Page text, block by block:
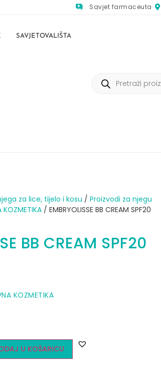
Savjet farmaceuta
SAVJETOVALIŠTA
za lice, tijelo i kosu / Proizvodi za njegu
KOZMETIKA/ EMBRYOLISSE BB CREAM SPF20
BB CREAM SPF20
KOZMETIKA
U KOŠARICU